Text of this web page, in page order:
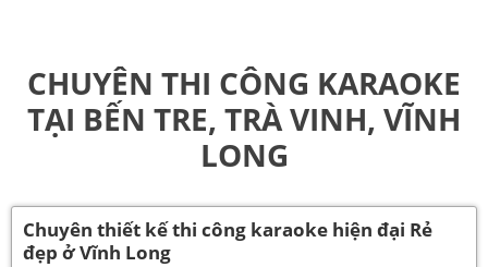
CHUYÊN THI CÔNG KARAOKE
TẠI BẾN TRE, TRÀ VINH, VĨNH
LONG
Chuyên thiết kế thi công karaoke hiện đại Rẻ
đẹp ở Vĩnh Long